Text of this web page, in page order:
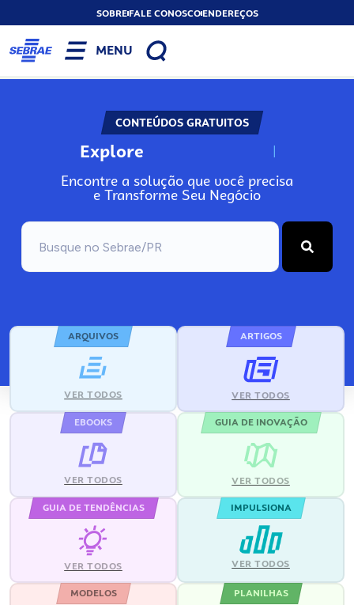
SOBREFALE CONOSCOENDEREÇOS
MENU
CONTEÚDOS GRATUITOS
Explore N
Encontre a solução que você precisa
e Transforme Seu Negócio
ARQUIVOS
VER TODOS
ARTIGOS
VER TODOS
EBOOKS
VER TODOS
GUIA DE INOVAÇÃO
VER TODOS
GUIA DE TENDÊNCIAS
VER TODOS
IMPULSIONA
VER TODOS
MODELOS PLANILHAS